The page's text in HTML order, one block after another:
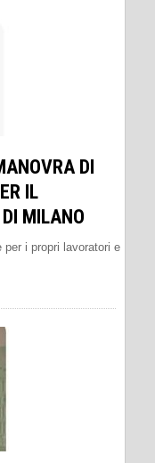
DI
IL
MILANO
per i propri lavoratori e